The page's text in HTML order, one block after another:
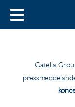
STÄNG
Svenska
Catella